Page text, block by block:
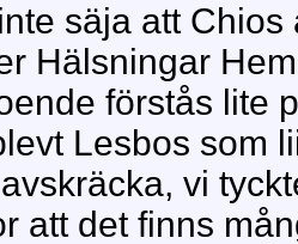
säja att
Hälsningar
förstås lite
Lesbos som
vi
att det finns